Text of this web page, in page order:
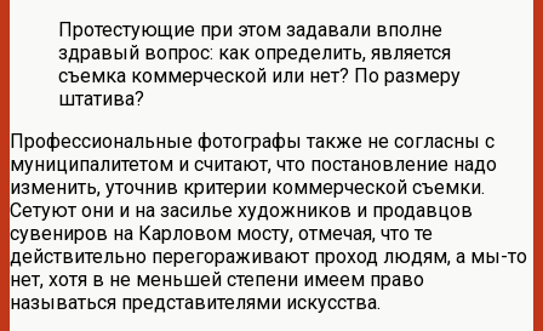
Протестующие при этом задавали вполне
здравый вопрос: как определить, является
съемка коммерческой или нет? По размеру
штатива?
Профессиональные фотографы также не согласны с
муниципалитетом и считают, что постановление надо
изменить, уточнив критерии коммерческой съемки.
Сетуют они и на засилье художников и продавцов
сувениров на Карловом мосту, отмечая, что те
действительно перегораживают проход людям, а мы-то
нет, хотя в не меньшей степени имеем право
называться представителями искусства.